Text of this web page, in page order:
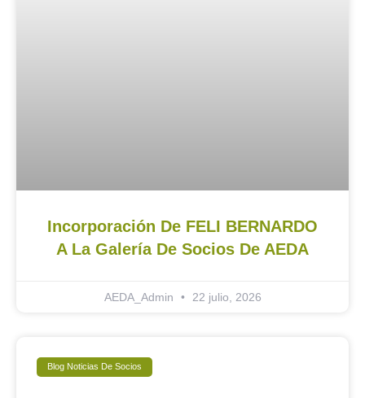
Incorporación De FELI BERNARDO
A La Galería De Socios De AEDA
AEDA_Admin 22 julio, 2026
Blog Noticias De Socios